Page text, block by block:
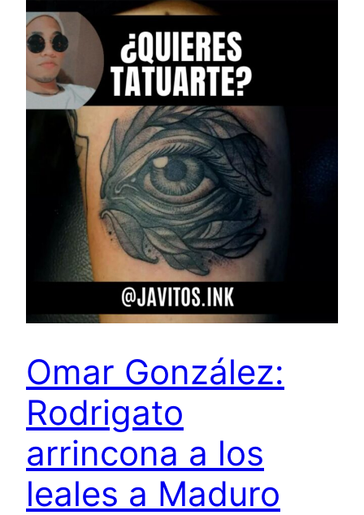
Omar González:
Rodrigato
arrincona a los
leales a Maduro